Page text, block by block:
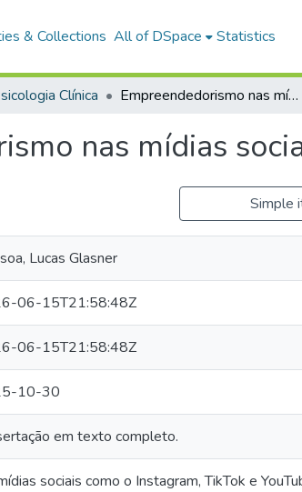
& Collections All of DSpace Statistics
Clínica Empreendedorismo nas mídias sociais e saúde mental.
nas mídias
Simple
Lucas Glasner
06-15T21:58:48Z
06-15T21:58:48Z
10-30
em texto completo.
sociais como o Instagram, TikTok e